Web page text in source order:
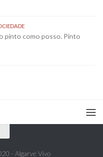
pinto como posso. Pinto
- Algarve Vivo